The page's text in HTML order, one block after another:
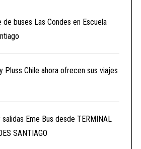
de buses Las Condes en Escuela
Pluss Chile ahora ofrecen sus viajes
salidas Eme Bus desde TERMINAL
SANTIAGO